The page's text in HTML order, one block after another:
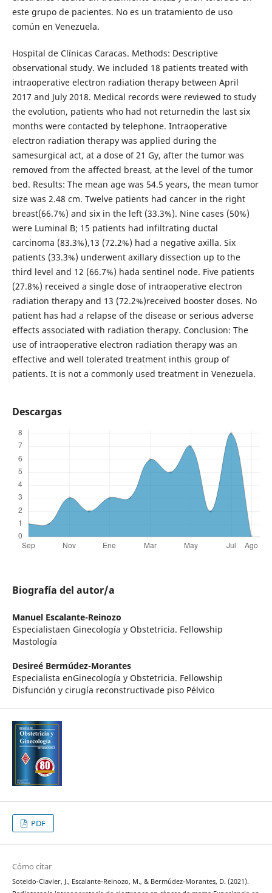
este grupo de pacientes. No es un tratamiento de uso
común en Venezuela.
Hospital de Clínicas Caracas. Methods: Descriptive
observational study. We included 18 patients treated with
intraoperative electron radiation therapy between April
2017 and July 2018. Medical records were reviewed to study
the evolution, patients who had not returnedin the last six
months were contacted by telephone. Intraoperative
electron radiation therapy was applied during the
samesurgical act, at a dose of 21 Gy, after the tumor was
removed from the affected breast, at the level of the tumor
bed. Results: The mean age was 54.5 years, the mean tumor
size was 2.48 cm. Twelve patients had cancer in the right
breast(66.7%) and six in the left (33.3%). Nine cases (50%)
were Luminal B; 15 patients had infiltrating ductal
carcinoma (83.3%),13 (72.2%) had a negative axilla. Six
patients (33.3%) underwent axillary dissection up to the
third level and 12 (66.7%) hada sentinel node. Five patients
(27.8%) received a single dose of intraoperative electron
radiation therapy and 13 (72.2%)received booster doses. No
patient has had a relapse of the disease or serious adverse
effects associated with radiation therapy. Conclusion: The
use of intraoperative electron radiation therapy was an
effective and well tolerated treatment inthis group of
patients. It is not a commonly used treatment in Venezuela.
Descargas
Biografía del autor/a
Manuel Escalante-Reinozo
Especialistaen Ginecología y Obstetricia. Fellowship
Mastología
Desireé Bermúdez-Morantes
Especialista enGinecología y Obstetricia. Fellowship
Disfunción y cirugía reconstructivade piso Pélvico
PDF
Cómo citar
Soteldo-Clavier, J., Escalante-Reinozo, M., & Bermúdez-Morantes, D. (2021).